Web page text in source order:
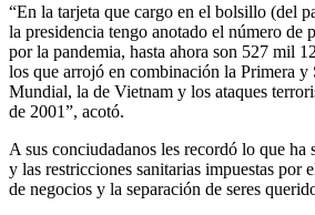
“En la tarjeta que cargo en el bolsillo (del
la presidencia tengo anotado el número de
por la pandemia, hasta ahora son 527 mil
los que arrojó en combinación la Primera y
Mundial, la de Vietnam y los ataques
de 2001”, acotó.
A sus conciudadanos les recordó lo que ha
y las restricciones sanitarias impuestas por
de negocios y la separación de seres